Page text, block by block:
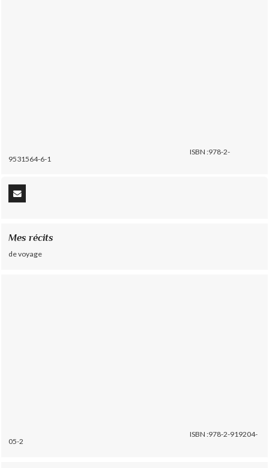
ISBN :978-2-
9531564-6-1
Mes récits
de voyage
ISBN :978-2-919204-
05-2